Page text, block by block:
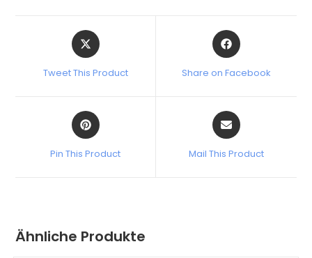
Tweet This Product Share on Facebook
Pin This Product Mail This Product
Ähnliche Produkte